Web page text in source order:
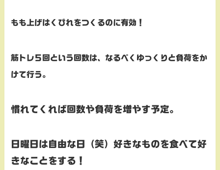
もも上げはくびれをつくるのに有効！
筋トレ５回という回数は、なるべくゆっくりと負荷をか
けて行う。
慣れてくれば回数や負荷を増やす予定。
日曜日は自由な日（笑）好きなものを食べて好
きなことをする！